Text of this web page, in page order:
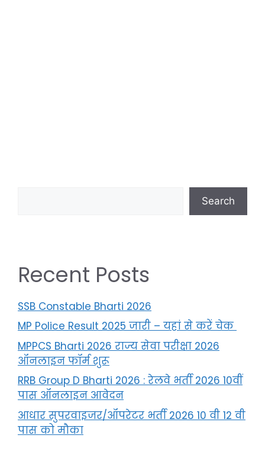
Search
Recent Posts
SSB Constable Bharti 2026
MP Police Result 2025 जारी – यहां से करें चेक
MPPCS Bharti 2026 राज्य सेवा परीक्षा 2026
ऑनलाइन फॉर्म शुरू
RRB Group D Bharti 2026 : रेलवे भर्ती 2026 10वीं
पास ऑनलाइन आवेदन
आधार सुपरवाइजर/ऑपरेटर भर्ती 2026 10 वी 12 वी
पास को मौका